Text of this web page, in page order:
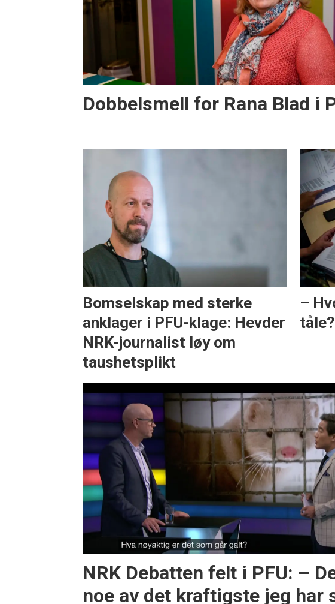
Dobbelsmell for Rana Blad i
Bomselskap med sterke
anklager i PFU-klage: Hevder
NRK-journalist løy om
taushetsplikt
–
tåle?
NRK Debatten felt i PFU: –
noe av det kraftigste jeg har